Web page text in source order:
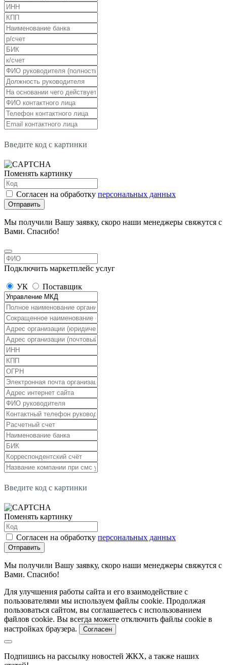
Введите код с картинки
Поменять картинку
Согласен на обработку персональных данных
Отправить
Мы получили Вашу заявку, скоро наши менеджеры свяжутся с
Вами. Спасибо!
Подключить маркетплейс услуг
УК Поставщик
Введите код с картинки
Поменять картинку
Согласен на обработку персональных данных
Отправить
Мы получили Вашу заявку, скоро наши менеджеры свяжутся с
Вами. Спасибо!
Для улучшения работы сайта и его взаимодействие с
пользователями мы используем файлы cookie. Продолжая
пользоваться сайтом, вы соглашаетесь с использованием
файлов cookie. Вы всегда можете отключить файлы cookie в
настройках браузера.
Согласен
Подпишись на рассылку новостей ЖКХ, а также наших